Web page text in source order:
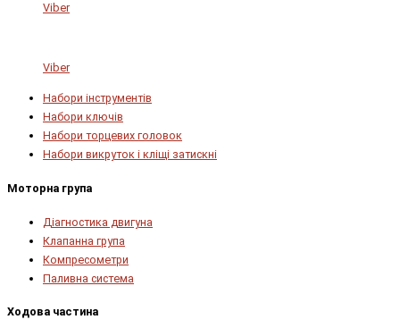
Viber
Viber
Набори інструментів
Набори ключів
Набори торцевих головок
Набори викруток і кліщі затискні
Моторна група
Діагностика двигуна
Клапанна група
Компресометри
Паливна система
Ходова частина